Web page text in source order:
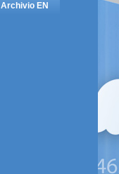
Archivio EN